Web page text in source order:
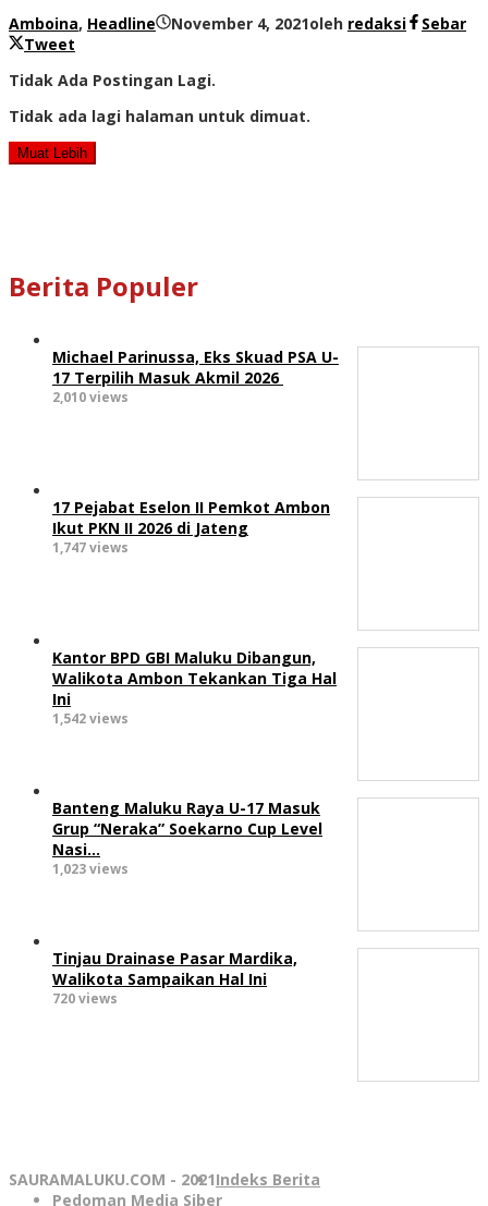
Amboina, Headline November 4, 2021oleh redaksi
Sebar
Tweet
Tidak Ada Postingan Lagi.
Tidak ada lagi halaman untuk dimuat.
Muat Lebih
Berita Populer
Michael Parinussa, Eks Skuad PSA U-
17 Terpilih Masuk Akmil 2026
2,010 views
17 Pejabat Eselon II Pemkot Ambon
Ikut PKN II 2026 di Jateng
1,747 views
Kantor BPD GBI Maluku Dibangun,
Walikota Ambon Tekankan Tiga Hal
Ini
1,542 views
Banteng Maluku Raya U-17 Masuk
Grup “Neraka” Soekarno Cup Level
Nasi…
1,023 views
Tinjau Drainase Pasar Mardika,
Walikota Sampaikan Hal Ini
720 views
SAURAMALUKU.COM - 2021Indeks Berita
Pedoman Media Siber